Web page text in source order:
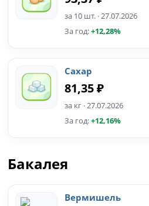
за 10 шт. · 27.07.2026
За год:+12,28%
Сахар
81,35 ₽
за кг · 27.07.2026
За год:+12,16%
Бакалея
Вермишель